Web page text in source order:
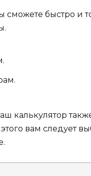
быстро и
калькулятор
вам следует